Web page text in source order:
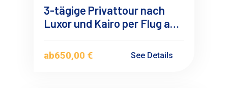
3-tägige Privattour nach
Luxor und Kairo per Flug ab
ab650,00 € See Details